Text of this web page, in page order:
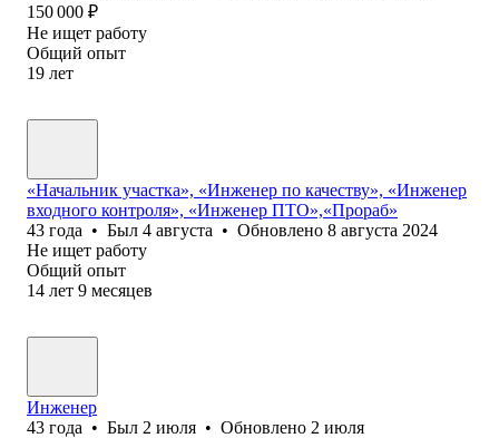
150 000 ₽
Не ищет работу
Общий опыт
19 лет
«Начальник участка», «Инженер по качеству», «Инженер
входного контроля», «Инженер ПТО»,«Прораб»
43 года • Был 4 августа • Обновлено 8 августа 2024
Не ищет работу
Общий опыт
14 лет 9 месяцев
Инженер
43 года • Был 2 июля • Обновлено 2 июля